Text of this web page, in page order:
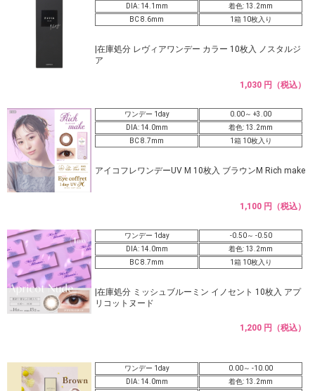
DIA: 14.1mm
着色: 13.2mm
BC 8.6mm
1箱 10枚入り
|在庫処分 レヴィアワンデー カラー 10枚入 ノスタルジ
ア
1,030 円（税込）
ワンデー 1day
0.00～ +3.00
DIA: 14.0mm
着色: 13.2mm
BC 8.7mm
1箱 10枚入り
アイコフレワンデーUV M 10枚入 ブラウンM Rich make
1,100 円（税込）
ワンデー 1day
-0.50～ -0.50
DIA: 14.0mm
着色: 13.2mm
BC 8.7mm
1箱 10枚入り
|在庫処分 ミッシュブルーミン イノセント 10枚入 アプ
リコットヌード
1,200 円（税込）
ワンデー 1day
0.00～ -10.00
DIA: 14.0mm
着色: 13.2mm